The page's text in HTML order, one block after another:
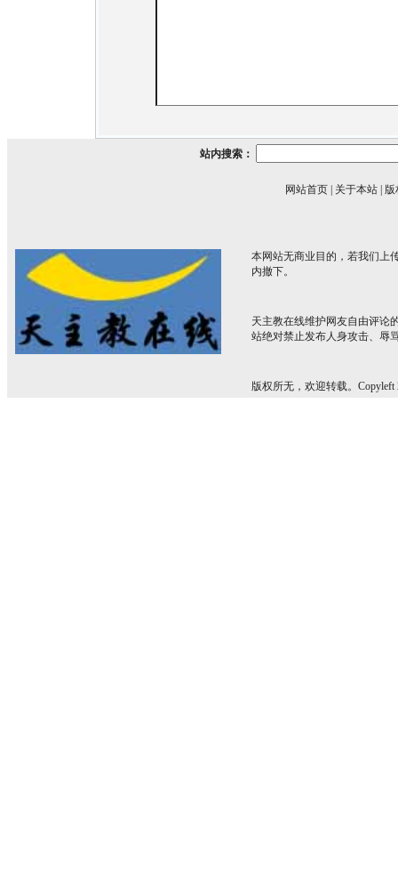
站内搜索：
网站首页 关于本站 版
本网站无商业目的，若我们上
内撤下。
天主教在线维护网友自由评论
站绝对禁止发布人身攻击、辱
版权所无，欢迎转载。